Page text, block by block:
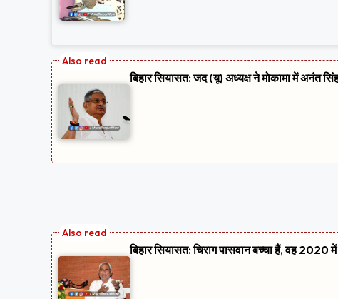
बिहार सियासत: जद (यू) अध्यक्ष ने मोकामा में अनंत
बिहार सियासत: चिराग पासवान बच्चा हैं, वह